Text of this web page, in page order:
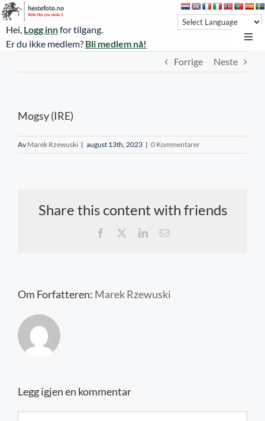
Skip
to
content
Hei, Logg innfor tilgang.
Er du ikke medlem? Bli medlem nå!
Øvrevoll treningsdager
NoARK
Forrige Neste
Mogsy (IRE)
Av Marek Rzewuski | august 13th, 2023 | 0 Kommentarer
Share this content with friends
Facebook LinkedIn
E-
Om Forfatteren: Marek Rzewuski
Legg igjen en kommentar